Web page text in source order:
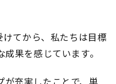
てから、私たちは目標
果を感じています。